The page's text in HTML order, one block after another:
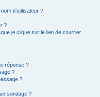
d’utilisateur ?
?
je clique sur le lien de courrier
réponse ?
?
?
sondage ?